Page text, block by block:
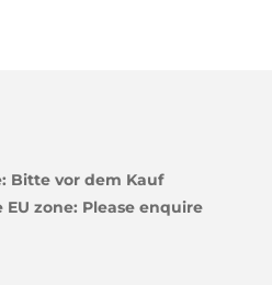
Bitte vor dem Kauf
zone: Please enquire